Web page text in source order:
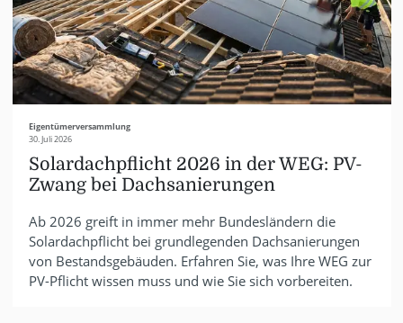
Eigentümerversammlung
30. Juli 2026
Solardachpflicht 2026 in der WEG: PV-
Zwang bei Dachsanierungen
Ab 2026 greift in immer mehr Bundesländern die
Solardachpflicht bei grundlegenden Dachsanierungen
von Bestandsgebäuden. Erfahren Sie, was Ihre WEG zur
PV-Pflicht wissen muss und wie Sie sich vorbereiten.